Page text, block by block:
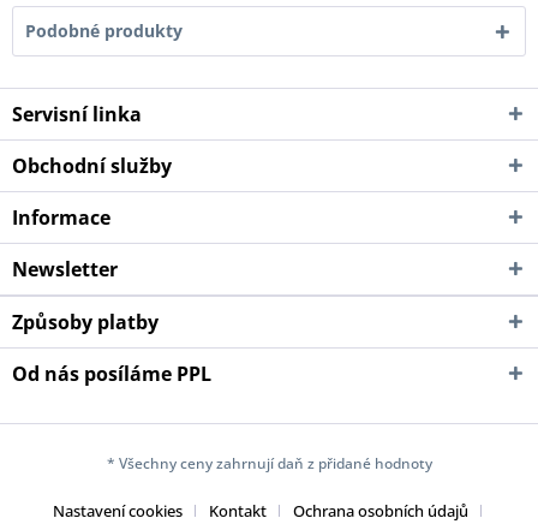
Podobné produkty
Servisní linka
Obchodní služby
Informace
Newsletter
Způsoby platby
Od nás posíláme PPL
* Všechny ceny zahrnují daň z přidané hodnoty
Nastavení cookies Kontakt
Ochrana osobních údajů